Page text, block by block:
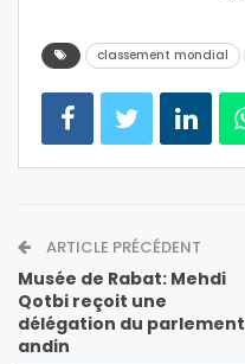
classement mondial
ARTICLE PRÉCÉDENT
Musée de Rabat: Mehdi
Qotbi reçoit une
délégation du parlement
andin